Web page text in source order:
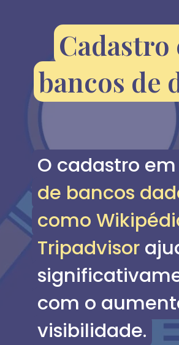
Cadastro
bancos de
Cadastro
bancos de
O cadastro
de bancos
como
Tripadvisor
com o
visibilidade.
O cadastro em
de bancos
como
Tripadvisor
com o
visibilidade.